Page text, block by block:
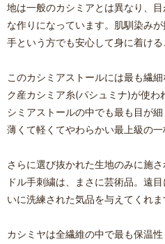
地は一般のカシミアとは異なり、
な作りになっています。肌馴染み
手という方でも安心して身に着ける
このカシミアストールには最も繊
ク産カシミア糸(パシュミナ)が使わ
シミアストールの中でも最も目が
薄くて軽くてやわらかい最上級の一
さらに選び抜かれた生地のみに施
ドル手刺繍は、まさに芸術品。遠
いに洗練された気品を与えてくれま
カシミヤは全繊維の中で最も保温